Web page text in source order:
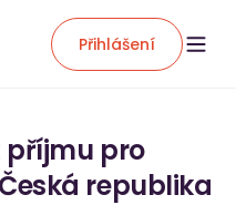
Přihlášení
příjmu pro
republika